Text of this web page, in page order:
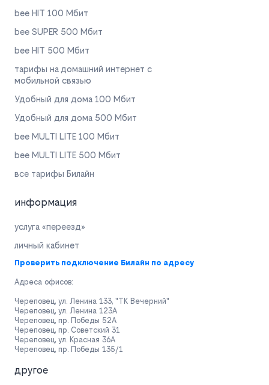
bee HIT 100 Мбит
bee SUPER 500 Мбит
bee HIT 500 Мбит
тарифы на домашний интернет с
мобильной связью
Удобный для дома 100 Мбит
Удобный для дома 500 Мбит
bee MULTI LITE 100 Мбит
bee MULTI LITE 500 Мбит
все тарифы Билайн
информация
услуга «переезд»
личный кабинет
Проверить подключение Билайн по адресу
Адреса офисов:
Череповец, ул. Ленина 133, "ТК Вечерний"
Череповец, ул. Ленина 123А
Череповец, пр. Победы 52А
Череповец, пр. Советский 31
Череповец, ул. Красная 36А
Череповец, пр. Победы 135/1
другое